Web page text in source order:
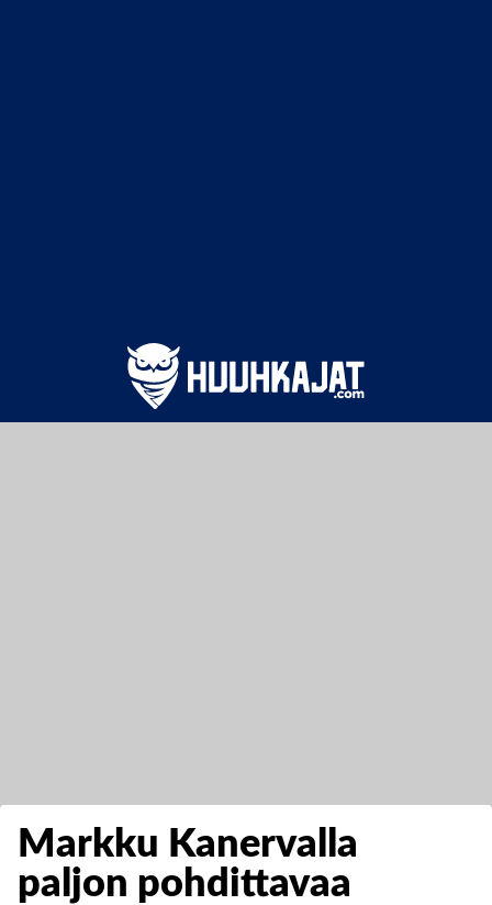
Markku Kanervalla
paljon pohdittavaa